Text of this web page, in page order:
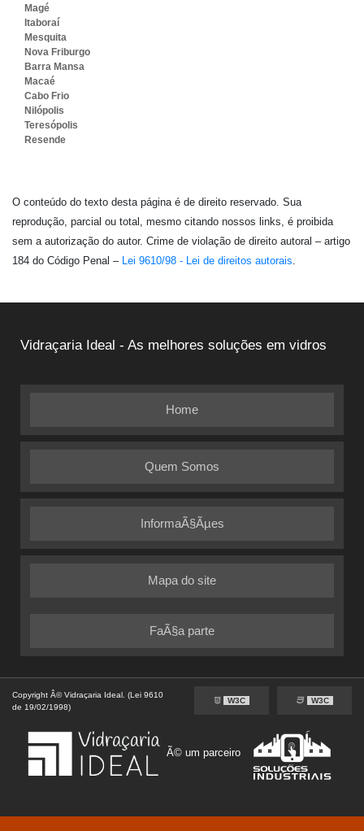
Magé
Itaboraí
Mesquita
Nova Friburgo
Barra Mansa
Macaé
Cabo Frio
Nilópolis
Teresópolis
Resende
O conteúdo do texto desta página é de direito reservado. Sua
reprodução, parcial ou total, mesmo citando nossos links, é proibida
sem a autorização do autor. Crime de violação de direito autoral – artigo
184 do Código Penal – Lei 9610/98 - Lei de direitos autorais.
Vidraçaria Ideal - As melhores soluções em vidros
Home
Quem Somos
InformaÃ§Ãµes
Mapa do site
FaÃ§a parte
Copyright Â© Vidraçaria Ideal. (Lei 9610
de 19/02/1998)
W3C W3C
Ã© um parceiro